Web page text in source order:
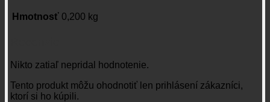
Hmotnosť 0,200 kg
Nikto zatiaľ nepridal hodnotenie.
Tento produkt môžu ohodnotiť len prihlásení zákazníci,
ktorí si ho kúpili.